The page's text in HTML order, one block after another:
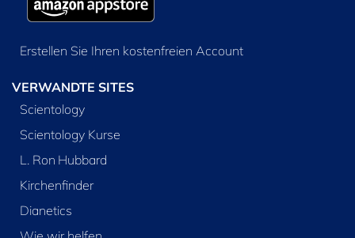
Erstellen Sie Ihren kostenfreien Account
VERWANDTE SITES
Scientology
Scientology Kurse
L. Ron Hubbard
Kirchenfinder
Dianetics